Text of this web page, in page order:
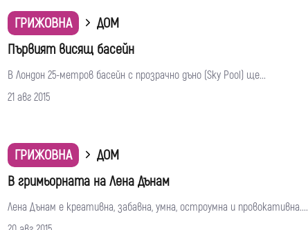
ГРИЖОВНА
ДОМ
Първият висящ басейн
В Лондон 25-метров басейн с прозрачно дъно (Sky Pool) ще...
21 авг 2015
ГРИЖОВНА
ДОМ
В гримьорната на Лена Дънам
Лена Дънам е креативна, забавна, умна, остроумна и провокативна....